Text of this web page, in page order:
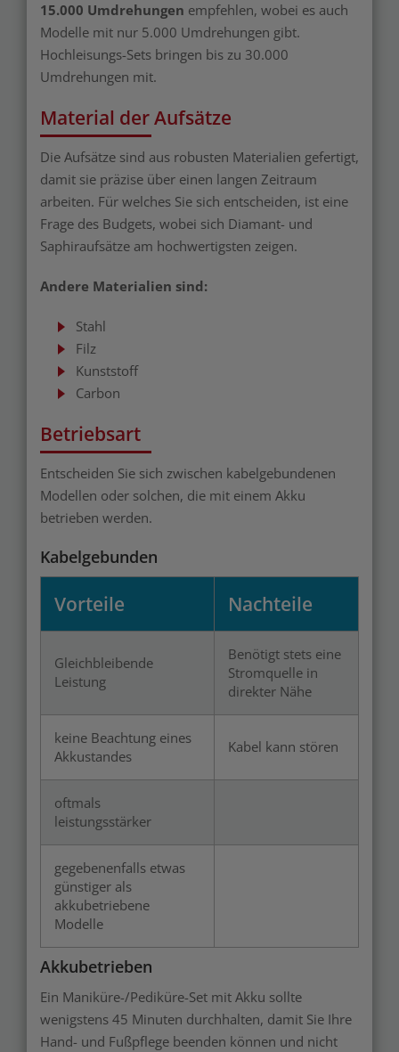
15.000 Umdrehungen empfehlen, wobei es auch
Modelle mit nur 5.000 Umdrehungen gibt.
Hochleisungs-Sets bringen bis zu 30.000
Umdrehungen mit.
Material der Aufsätze
Die Aufsätze sind aus robusten Materialien gefertigt,
damit sie präzise über einen langen Zeitraum
arbeiten. Für welches Sie sich entscheiden, ist eine
Frage des Budgets, wobei sich Diamant- und
Saphiraufsätze am hochwertigsten zeigen.
Andere Materialien sind:
Stahl
Filz
Kunststoff
Carbon
Betriebsart
Entscheiden Sie sich zwischen kabelgebundenen
Modellen oder solchen, die mit einem Akku
betrieben werden.
Kabelgebunden
Vorteile Nachteile
Gleichbleibende
Leistung
Benötigt stets eine
Stromquelle in
direkter Nähe
keine Beachtung eines
Akkustandes
Kabel kann stören
oftmals
leistungsstärker
gegebenenfalls etwas
günstiger als
akkubetriebene
Modelle
Akkubetrieben
Ein Maniküre-/Pediküre-Set mit Akku sollte
wenigstens 45 Minuten durchhalten, damit Sie Ihre
Hand- und Fußpflege beenden können und nicht